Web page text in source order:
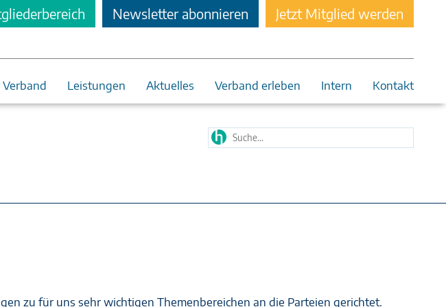
Newsletter abonnieren Jetzt Mitglied werden
Verband Leistungen Aktuelles Verband erleben Intern Kontakt
zu für uns sehr wichtigen Themenbereichen an die Parteien gerichtet.